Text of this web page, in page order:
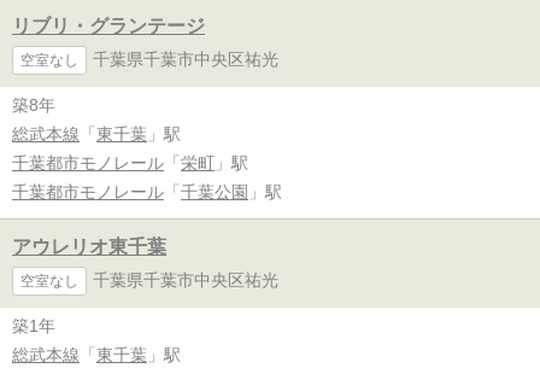
リブリ・グランテージ
空室なし 千葉県千葉市中央区祐光
築8年
総武本線 「 東千葉 」駅
千葉都市モノレール 「 栄町 」駅
千葉都市モノレール 「 千葉公園 」駅
アウレリオ東千葉
空室なし 千葉県千葉市中央区祐光
築1年
総武本線 「 東千葉 」駅